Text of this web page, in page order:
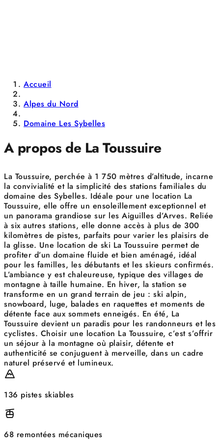
Accueil
Alpes du Nord
Domaine Les Sybelles
A propos de La Toussuire
La Toussuire, perchée à 1 750 mètres d’altitude, incarne
la convivialité et la simplicité des stations familiales du
domaine des Sybelles. Idéale pour une location La
Toussuire, elle offre un ensoleillement exceptionnel et
un panorama grandiose sur les Aiguilles d’Arves. Reliée
à six autres stations, elle donne accès à plus de 300
kilomètres de pistes, parfaits pour varier les plaisirs de
la glisse. Une location de ski La Toussuire permet de
profiter d’un domaine fluide et bien aménagé, idéal
pour les familles, les débutants et les skieurs confirmés.
L’ambiance y est chaleureuse, typique des villages de
montagne à taille humaine. En hiver, la station se
transforme en un grand terrain de jeu : ski alpin,
snowboard, luge, balades en raquettes et moments de
détente face aux sommets enneigés. En été, La
Toussuire devient un paradis pour les randonneurs et les
cyclistes. Choisir une location La Toussuire, c’est s’offrir
un séjour à la montagne où plaisir, détente et
authenticité se conjuguent à merveille, dans un cadre
naturel préservé et lumineux.
136 pistes skiables
68 remontées mécaniques